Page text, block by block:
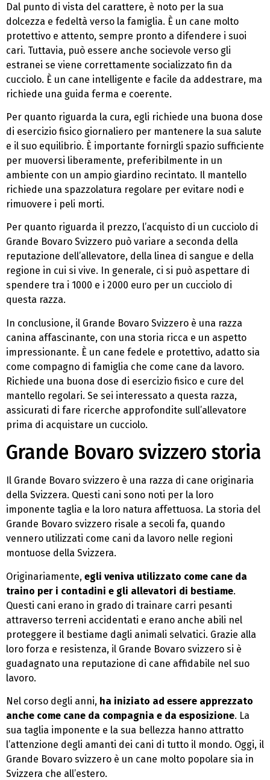
Dal punto di vista del carattere, è noto per la sua
dolcezza e fedeltà verso la famiglia. È un cane molto
protettivo e attento, sempre pronto a difendere i suoi
cari. Tuttavia, può essere anche socievole verso gli
estranei se viene correttamente socializzato fin da
cucciolo. È un cane intelligente e facile da addestrare, ma
richiede una guida ferma e coerente.
Per quanto riguarda la cura, egli richiede una buona dose
di esercizio fisico giornaliero per mantenere la sua salute
e il suo equilibrio. È importante fornirgli spazio sufficiente
per muoversi liberamente, preferibilmente in un
ambiente con un ampio giardino recintato. Il mantello
richiede una spazzolatura regolare per evitare nodi e
rimuovere i peli morti.
Per quanto riguarda il prezzo, l’acquisto di un cucciolo di
Grande Bovaro Svizzero può variare a seconda della
reputazione dell’allevatore, della linea di sangue e della
regione in cui si vive. In generale, ci si può aspettare di
spendere tra i 1000 e i 2000 euro per un cucciolo di
questa razza.
In conclusione, il Grande Bovaro Svizzero è una razza
canina affascinante, con una storia ricca e un aspetto
impressionante. È un cane fedele e protettivo, adatto sia
come compagno di famiglia che come cane da lavoro.
Richiede una buona dose di esercizio fisico e cure del
mantello regolari. Se sei interessato a questa razza,
assicurati di fare ricerche approfondite sull’allevatore
prima di acquistare un cucciolo.
Grande Bovaro svizzero storia
Il Grande Bovaro svizzero è una razza di cane originaria
della Svizzera. Questi cani sono noti per la loro
imponente taglia e la loro natura affettuosa. La storia del
Grande Bovaro svizzero risale a secoli fa, quando
vennero utilizzati come cani da lavoro nelle regioni
montuose della Svizzera.
Originariamente, egli veniva utilizzato come cane da
traino per i contadini e gli allevatori di bestiame.
Questi cani erano in grado di trainare carri pesanti
attraverso terreni accidentati e erano anche abili nel
proteggere il bestiame dagli animali selvatici. Grazie alla
loro forza e resistenza, il Grande Bovaro svizzero si è
guadagnato una reputazione di cane affidabile nel suo
lavoro.
Nel corso degli anni, ha iniziato ad essere apprezzato
anche come cane da compagnia e da esposizione. La
sua taglia imponente e la sua bellezza hanno attratto
l’attenzione degli amanti dei cani di tutto il mondo. Oggi, il
Grande Bovaro svizzero è un cane molto popolare sia in
Svizzera che all’estero.